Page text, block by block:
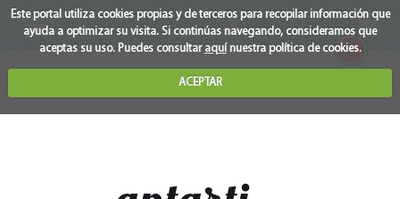
Este portal utiliza cookies propias y de terceros para recopilar información que
ayuda a optimizar su visita. Si continúas navegando, consideramos que
aceptas su uso. Puedes consultar aquínuestra política de cookies.
ACEPTAR
0